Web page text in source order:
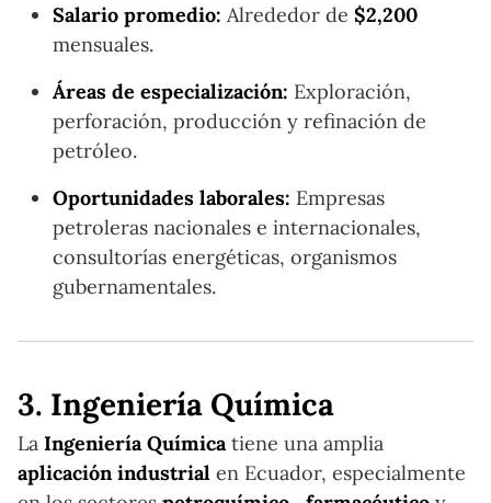
Salario promedio: Alrededor de $2,200
mensuales.
Áreas de especialización: Exploración,
perforación, producción y refinación de
petróleo.
Oportunidades laborales: Empresas
petroleras nacionales e internacionales,
consultorías energéticas, organismos
gubernamentales.
3. Ingeniería Química
La Ingeniería Químicatiene una amplia
aplicación industrial en Ecuador, especialmente